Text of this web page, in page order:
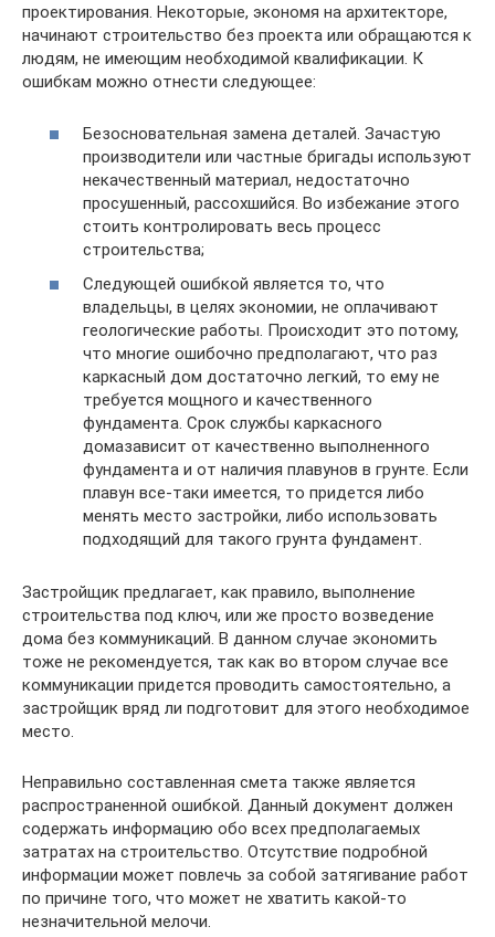
проектирования. Некоторые, экономя на архитекторе,
начинают строительство без проекта или обращаются к
людям, не имеющим необходимой квалификации. К
ошибкам можно отнести следующее:
Безосновательная замена деталей. Зачастую
производители или частные бригады используют
некачественный материал, недостаточно
просушенный, рассохшийся. Во избежание этого
стоить контролировать весь процесс
строительства;
Следующей ошибкой является то, что
владельцы, в целях экономии, не оплачивают
геологические работы. Происходит это потому,
что многие ошибочно предполагают, что раз
каркасный дом достаточно легкий, то ему не
требуется мощного и качественного
фундамента. Срок службы каркасного
домазависит от качественно выполненного
фундамента и от наличия плавунов в грунте. Если
плавун все-таки имеется, то придется либо
менять место застройки, либо использовать
подходящий для такого грунта фундамент.
Застройщик предлагает, как правило, выполнение
строительства под ключ, или же просто возведение
дома без коммуникаций. В данном случае экономить
тоже не рекомендуется, так как во втором случае все
коммуникации придется проводить самостоятельно, а
застройщик вряд ли подготовит для этого необходимое
место.
Неправильно составленная смета также является
распространенной ошибкой. Данный документ должен
содержать информацию обо всех предполагаемых
затратах на строительство. Отсутствие подробной
информации может повлечь за собой затягивание работ
по причине того, что может не хватить какой-то
незначительной мелочи.